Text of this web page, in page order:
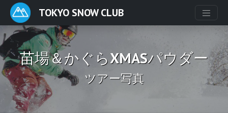
TOKYO SNOW CLUB
苗場＆かぐらXMASパウダー
ツアー写真